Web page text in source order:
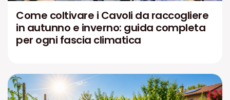
Come coltivare i Cavoli da raccogliere
in autunno e inverno: guida completa
per ogni fascia climatica